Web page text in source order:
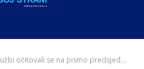
Sindikati javnih službi očitovali se na pismo predsjednika VSRH – 19. studenog 2020.